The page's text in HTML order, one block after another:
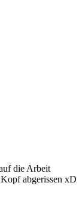
die Arbeit
abgerissen xD